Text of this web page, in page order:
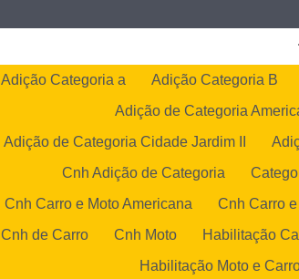
Adição Categoria a Adição Categoria B
Adição de Categoria
Adição de Categoria Cidade Jardim II
Cnh Adição de Categoria
Cnh Carro e Moto Americana
Cnh Carro e
Cnh de Carro
Cnh Moto Habilitação
Habilitação Moto e